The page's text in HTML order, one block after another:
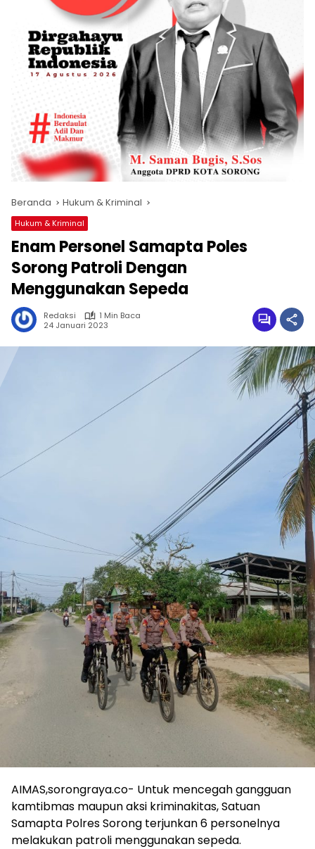
Beranda Hukum & Kriminal
Hukum & Kriminal
Enam Personel Samapta Poles
Sorong Patroli Dengan
Menggunakan Sepeda
Redaksi
1 Min Baca
24 Januari 2023
AIMAS,sorongraya.co- Untuk mencegah gangguan
kamtibmas maupun aksi kriminakitas, Satuan
Samapta Polres Sorong terjunkan 6 personelnya
melakukan patroli menggunakan sepeda.